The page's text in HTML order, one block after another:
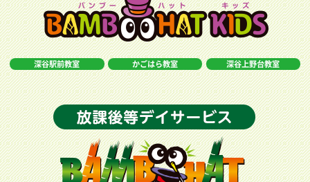
深谷駅前教室 かごはら教室 深谷上野台教室